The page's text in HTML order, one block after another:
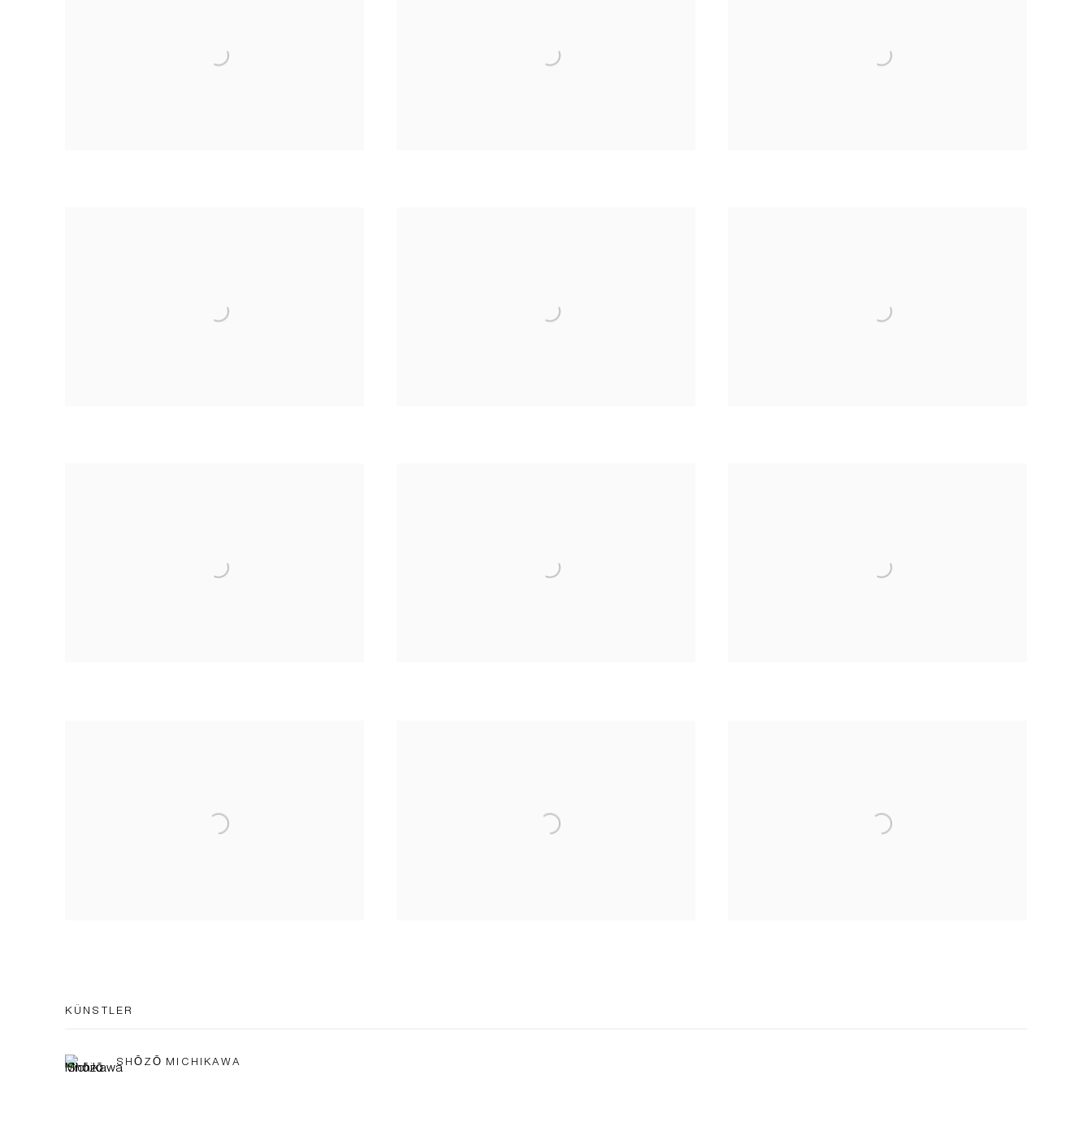
KÜNSTLER
SHŌZŌ MICHIKAWA